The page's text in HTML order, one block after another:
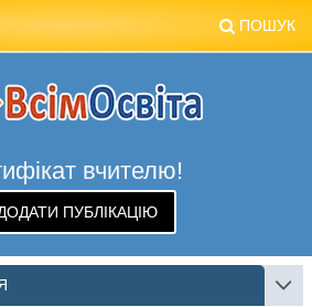
ПОШУК
вчителю!
ПУБЛІКАЦІЮ